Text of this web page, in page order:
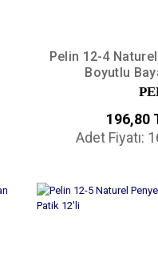
Pelin 12-4
Boyutlu
196,80
Adet Fiyatı: